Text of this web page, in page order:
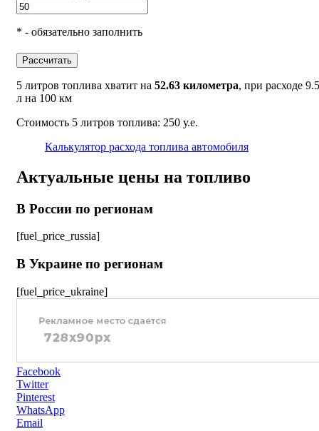
* - обязательно заполнить
Рассчитать
5 литров топлива хватит на 52.63 километра, при расходе 9.5
л на 100 км
Стоимость 5 литров топлива: 250 у.е.
Калькулятор расхода топлива автомобиля
Актуальные цены на топливо
В России по регионам
[fuel_price_russia]
В Украине по регионам
[fuel_price_ukraine]
Facebook
Twitter
Pinterest
WhatsApp
Email